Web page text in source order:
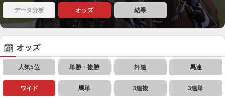
データ分析 オッズ 結果
オッズ
人気5位 単勝・複勝 枠連 馬連
ワイド 馬単 3連複 3連単